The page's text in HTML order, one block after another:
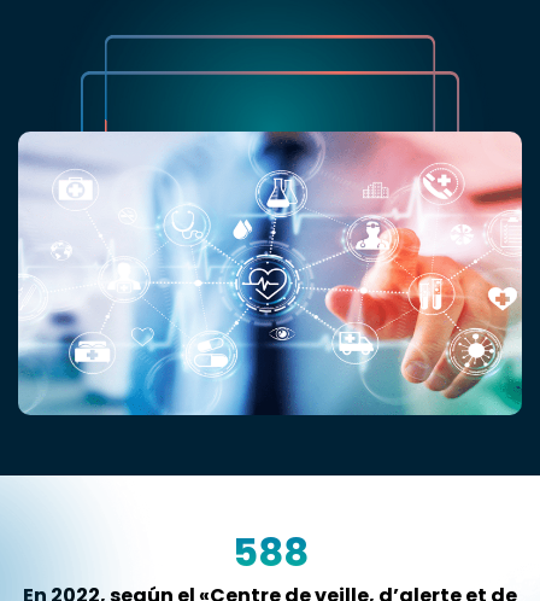
588
En 2022, según el «Centre de veille, d’alerte et de